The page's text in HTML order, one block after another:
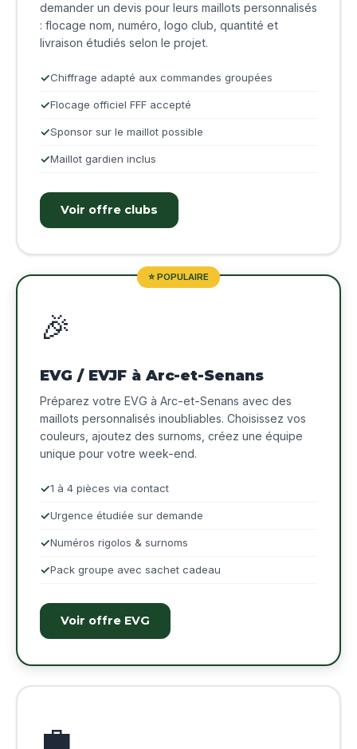
demander un devis pour leurs maillots personnalisés
: flocage nom, numéro, logo club, quantité et
livraison étudiés selon le projet.
Chiffrage adapté aux commandes groupées
Flocage officiel FFF accepté
Sponsor sur le maillot possible
Maillot gardien inclus
Voir offre clubs
⭐ POPULAIRE
🎉
EVG / EVJF à Arc-et-Senans
Préparez votre EVG à Arc-et-Senans avec des
maillots personnalisés inoubliables. Choisissez vos
couleurs, ajoutez des surnoms, créez une équipe
unique pour votre week-end.
1 à 4 pièces via contact
Urgence étudiée sur demande
Numéros rigolos & surnoms
Pack groupe avec sachet cadeau
Voir offre EVG
💼